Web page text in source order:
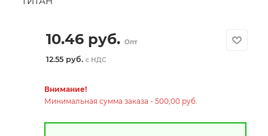
10.46руб. Опт
12.55 руб. с НДС
Внимание!
Минимальная сумма заказа - 500,00 руб.